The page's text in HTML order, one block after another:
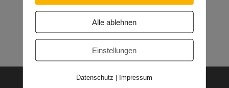
Halle: Sondervermögen Infrastruktur für die Europachaussee
nutzen! 12.02.2026
Lehrpläne: Grundsteine für spätere Ausbildung werden in der
Grundschule gelegt 23.01.2026
Alle ablehnen
Einstellungen
Datenschutz | Impressum